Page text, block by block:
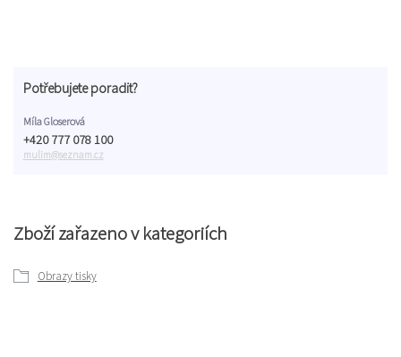
Zboží zařazeno v kategoriích
Obrazy tisky
Potřebujete poradit?
Míla Gloserová
+420 777 078 100
mulim@seznam.cz